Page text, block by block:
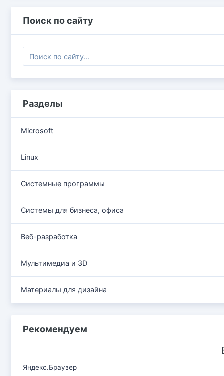
Поиск по сайту
Разделы
Microsoft
Linux
Системные программы
Системы для бизнеса, офиса
Веб-разработка
Мультимедиа и 3D
Материалы для дизайна
Рекомендуем
Яндекс.Браузер